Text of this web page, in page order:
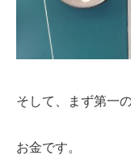
そして、まず第一
お金です。